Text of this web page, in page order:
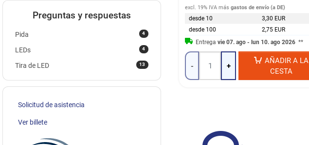
excl. 19% IVA másgastos de envío (a DE)
desde 10
3,30 EUR
desde 100
2,75 EUR
Entregavie 07. ago - lun 10. ago 2026 **
- +
AÑADIR A LA
CESTA
Preguntas y respuestas
4
Pida
4
LEDs
13
Tira de LED
Solicitud de asistencia
Ver billete